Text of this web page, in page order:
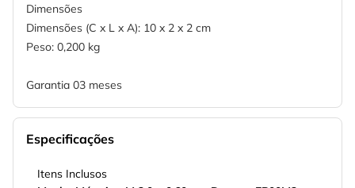
Dimensões
Dimensões (C x L x A): 10 x 2 x 2 cm
Peso: 0,200 kg
Garantia 03 meses
Especificações
Itens Inclusos